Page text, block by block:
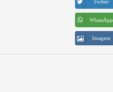
Twitter
WhatsApp
Imagem